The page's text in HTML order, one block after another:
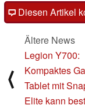
Diesen Artikel
⟨
Ältere News
Legion Y700:
Kompaktes
Tablet mit
Elite kann